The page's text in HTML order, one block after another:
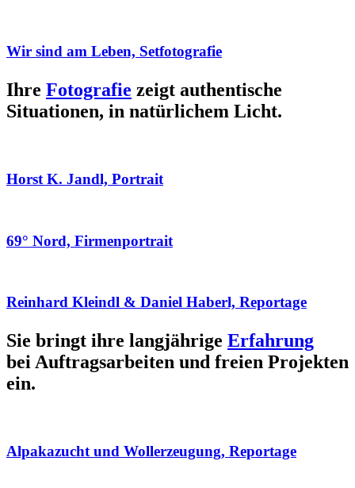
Wir sind am Leben, Setfotografie
Ihre Fotografie zeigt authentische
Situationen, in natürlichem Licht.
Horst K. Jandl, Portrait
69° Nord, Firmenportrait
Reinhard Kleindl & Daniel Haberl, Reportage
Sie bringt ihre langjährige Erfahrung
bei Auftragsarbeiten und freien Projekten
ein.
Alpakazucht und Wollerzeugung, Reportage